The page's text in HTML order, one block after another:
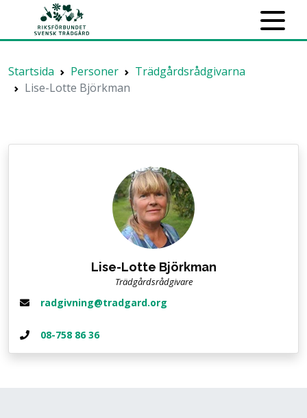
Startsida Personer
Trädgårdsrådgivarna
Lise-Lotte Björkman
Lise-Lotte Björkman
Trädgårdsrådgivare
radgivning@tradgard.org
08-758 86 36